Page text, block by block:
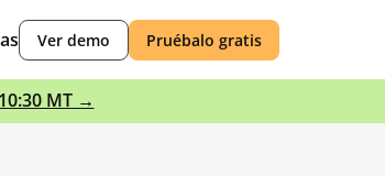
Ver demo Pruébalo gratis
MT →